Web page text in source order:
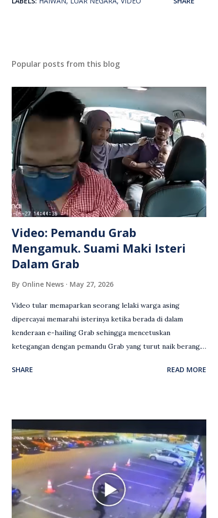
Popular posts from this blog
Video: Pemandu Grab
Mengamuk. Suami Maki Isteri
Dalam Grab
By Online News May 27, 2026
Video tular memaparkan seorang lelaki warga asing
dipercayai memarahi isterinya ketika berada di dalam
kenderaan e-hailing Grab sehingga mencetuskan
ketegangan dengan pemandu Grab yang turut naik berang.
antara seorang lelaki warga asing dengan pemandu Grab
Grab bertindak mempertahankan wanita terbabit sebelum
berlaku pertikaman lidah antara kedua-dua pihak. Video
berkenaan kini tular di media sosial dan mendapat pelbagai
reaksi orang ramai. Antara komen orang awam yang tular di
media sosial mengenai insiden tersebut ialah ramai yang
meluahkan rasa marah terhadap tindakan lelaki berkenaan
serta memuji pemandu Grab kerana campur tangan.
SHARE READ MORE